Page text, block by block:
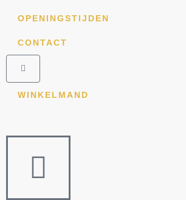
inhoud
OPENINGSTIJDEN
CONTACT
Winkelwagen
WINKELMAND